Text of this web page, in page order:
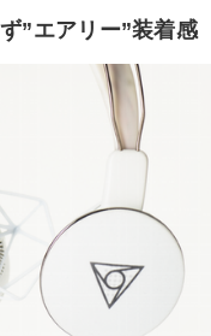
”エアリー”装着感